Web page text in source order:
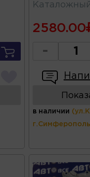
2580.00
-
в наличии